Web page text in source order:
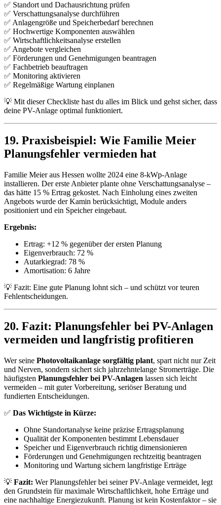
✅ Standort und Dachausrichtung prüfen
✅ Verschattungsanalyse durchführen
✅ Anlagengröße und Speicherbedarf berechnen
✅ Hochwertige Komponenten auswählen
✅ Wirtschaftlichkeitsanalyse erstellen
✅ Angebote vergleichen
✅ Förderungen und Genehmigungen beantragen
✅ Fachbetrieb beauftragen
✅ Monitoring aktivieren
✅ Regelmäßige Wartung einplanen
💡 Mit dieser Checkliste hast du alles im Blick und gehst sicher, dass
deine PV-Anlage optimal funktioniert.
19. Praxisbeispiel: Wie Familie Meier
Planungsfehler vermieden hat
Familie Meier aus Hessen wollte 2024 eine 8-kWp-Anlage
installieren. Der erste Anbieter plante ohne Verschattungsanalyse –
das hätte 15 % Ertrag gekostet. Nach Einholung eines zweiten
Angebots wurde der Kamin berücksichtigt, Module anders
positioniert und ein Speicher eingebaut.
Ergebnis:
Ertrag: +12 % gegenüber der ersten Planung
Eigenverbrauch: 72 %
Autarkiegrad: 78 %
Amortisation: 6 Jahre
💡 Fazit: Eine gute Planung lohnt sich – und schützt vor teuren
Fehlentscheidungen.
20. Fazit: Planungsfehler bei PV-Anlagen
vermeiden und langfristig profitieren
Wer seine Photovoltaikanlage sorgfältig plant, spart nicht nur Zeit
und Nerven, sondern sichert sich jahrzehntelange Stromerträge. Die
häufigsten Planungsfehler bei PV-Anlagen lassen sich leicht
vermeiden – mit guter Vorbereitung, seriöser Beratung und
fundierten Entscheidungen.
✅ Das Wichtigste in Kürze:
Ohne Standortanalyse keine präzise Ertragsplanung
Qualität der Komponenten bestimmt Lebensdauer
Speicher und Eigenverbrauch richtig dimensionieren
Förderungen und Genehmigungen rechtzeitig beantragen
Monitoring und Wartung sichern langfristige Erträge
💡 Fazit: Wer Planungsfehler bei seiner PV-Anlage vermeidet, legt
den Grundstein für maximale Wirtschaftlichkeit, hohe Erträge und
eine nachhaltige Energiezukunft. Planung ist kein Kostenfaktor – sie